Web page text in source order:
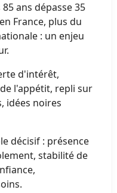
ans dépasse 35
France, plus du
: un enjeu
d'intérêt,
l'appétit, repli sur
idées noires
décisif : présence
stabilité de